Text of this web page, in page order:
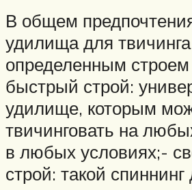
В общем
удилища для
определенным
быстрый строй:
удилище, которым
твичинговать на
в любых условиях;-
строй: такой спиннинг